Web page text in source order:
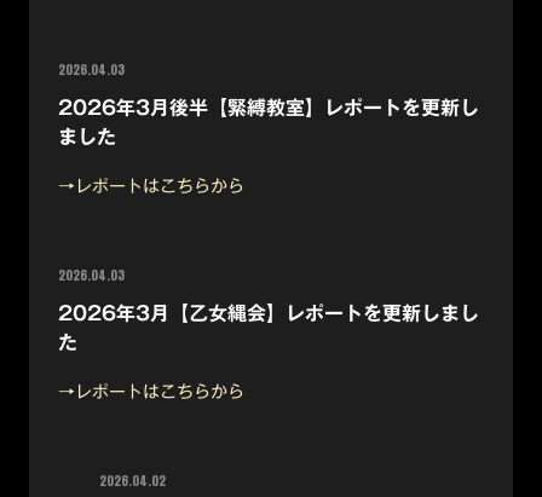
2026.04.03
2026年3月後半【緊縛教室】レポートを更新し
ました
→レポートはこちらから
2026.04.03
2026年3月【乙女縄会】レポートを更新しまし
た
→レポートはこちらから
2026.04.02